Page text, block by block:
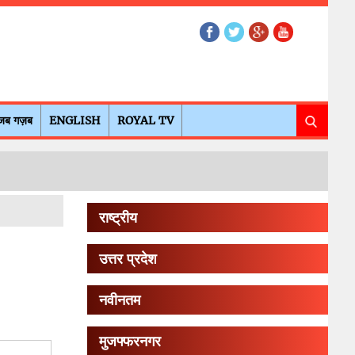
गज़ब ENGLISH ROYAL TV
राष्ट्रीय
उत्तर प्रदेश
नवीनतम
मुजफ्फरनगर